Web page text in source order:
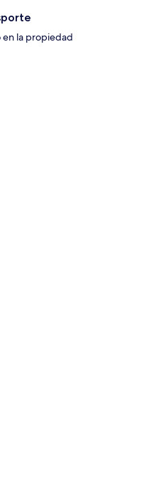
la propiedad